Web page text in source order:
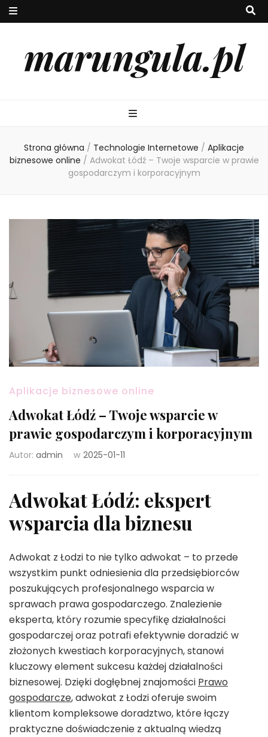
marungula.pl
Strona główna / Technologie Internetowe / Aplikacje
biznesowe online / Adwokat Łódź – Twoje wsparcie w prawie
gospodarczym i korporacyjnym
Aplikacje biznesowe online
Adwokat Łódź – Twoje wsparcie w
prawie gospodarczym i korporacyjnym
Autor: admin w 2025-01-11
Adwokat Łódź: ekspert
wsparcia dla biznesu
Adwokat z Łodzi to nie tylko adwokat – to przede
wszystkim punkt odniesienia dla przedsiębiorców
poszukujących profesjonalnego wsparcia w
sprawach prawa gospodarczego. Znalezienie
eksperta, który rozumie specyfikę działalności
gospodarczej oraz potrafi efektywnie doradzić w
złożonych kwestiach korporacyjnych, stanowi
kluczowy element sukcesu każdej działalności
biznesowej. Dzięki dogłębnej znajomości Prawo
gospodarcze, adwokat z Łodzi oferuje swoim
klientom kompleksowe doradztwo, które łączy
praktyczne doświadczenie z aktualną wiedzą